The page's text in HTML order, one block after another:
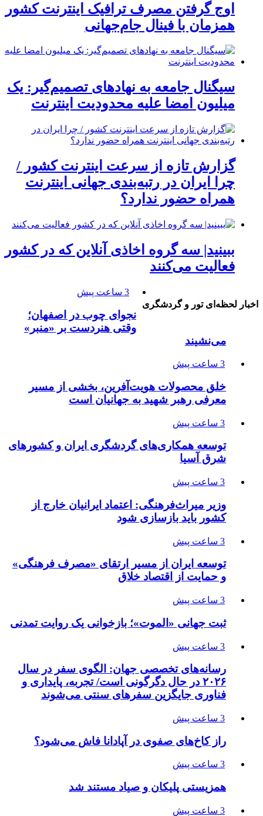
اوج گرفتن مصرف ترافیک اینترنت کشور
همزمان با فینال جام‌جهانی
سیگنال جامعه به نهادهای تصمیم‌گیر: یک
میلیون امضا علیه محدودیت اینترنت
گزارش تازه از سرعت اینترنت کشور /
چرا ایران در رتبه‌بندی جهانی اینترنت
همراه حضور ندارد؟
ببینید| سه گروه اخاذی آنلاین که در کشور
فعالیت می‌کنند
اخبار لحظه‌ای تور و گردشگری
3 ساعت پیش
نجوای چوب در اصفهان؛
وقتی هنردست بر «منبر»
می‌نشیند
3 ساعت پیش
خلق محصولات هویت‌آفرین، بخشی از مسیر
معرفی رهبر شهید به جهانیان است
3 ساعت پیش
توسعه همکاری‌های گردشگری ایران و کشورهای
شرق آسیا
3 ساعت پیش
وزیر میراث‌فرهنگی: اعتماد ایرانیان خارج از
کشور باید بازسازی شود
3 ساعت پیش
توسعه ایران از مسیر ارتقای «مصرف فرهنگی»
و حمایت از اقتصاد خلاق
3 ساعت پیش
ثبت جهانی «الموت»؛ بازخوانی یک روایت تمدنی
3 ساعت پیش
رسانه‌های تخصصی جهان: الگوی سفر در سال
۲۰۲۶ در حال دگرگونی است/ تجربه، پایداری و
فناوری جایگزین سفرهای سنتی می‌شوند
3 ساعت پیش
راز کاخ‌های صفوی در آپادانا فاش می‌شود؟
3 ساعت پیش
همزیستی پلیکان و صیاد مستند شد
3 ساعت پیش